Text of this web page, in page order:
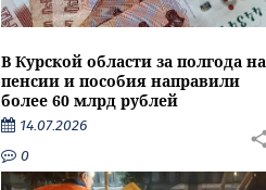
В Курской области за полгода на
пенсии и пособия направили
более 60 млрд рублей
14.07.2026
0